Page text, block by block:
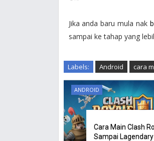
Jika anda baru mula nak
sampai ke tahap yang
Labels: Android cara
ANDROID
Cara Main Clash
Sampai Lagendary